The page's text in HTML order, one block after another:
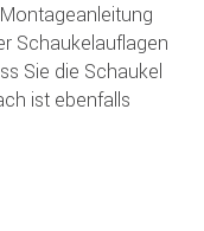
Schaukelauflagen
Sie die Schaukel
ist ebenfalls